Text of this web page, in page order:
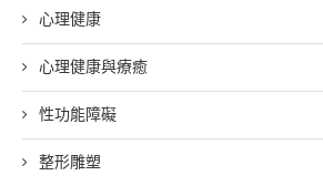
心理健康
心理健康與療癒
性功能障礙
整形雕塑